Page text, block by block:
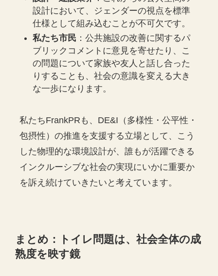
設計において、ジェンダーの視点を標準
仕様として組み込むことが不可欠です。
私たち市民 ：公共施設の改善に関するパ
ブリックコメントに意見を寄せたり、こ
の問題について家族や友人と話し合った
りすることも、社会の意識を変える大き
な一歩になります。
私たちFrankPRも、DE&I（多様性・公平性・
包摂性）の推進を支援する立場として、こう
した物理的な環境設計が、誰もが活躍できる
インクルーシブな社会の実現にいかに重要か
を訴え続けていきたいと考えています。
まとめ：トイレ問題は、社会全体の成
熟度を映す鏡